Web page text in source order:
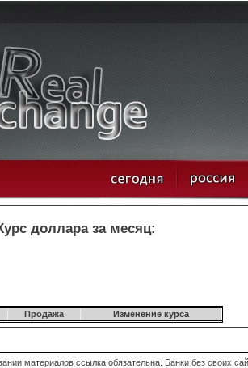
доллара за месяц:
Продажа Изменение курса
материалов ссылка обязательна. Банки без своих